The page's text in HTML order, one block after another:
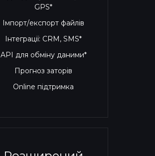
GPS*
Імпорт/експорт файлів
Інтеграції: CRM, SMS*
API для обміну даними*
Прогноз заторів
Online підтримка